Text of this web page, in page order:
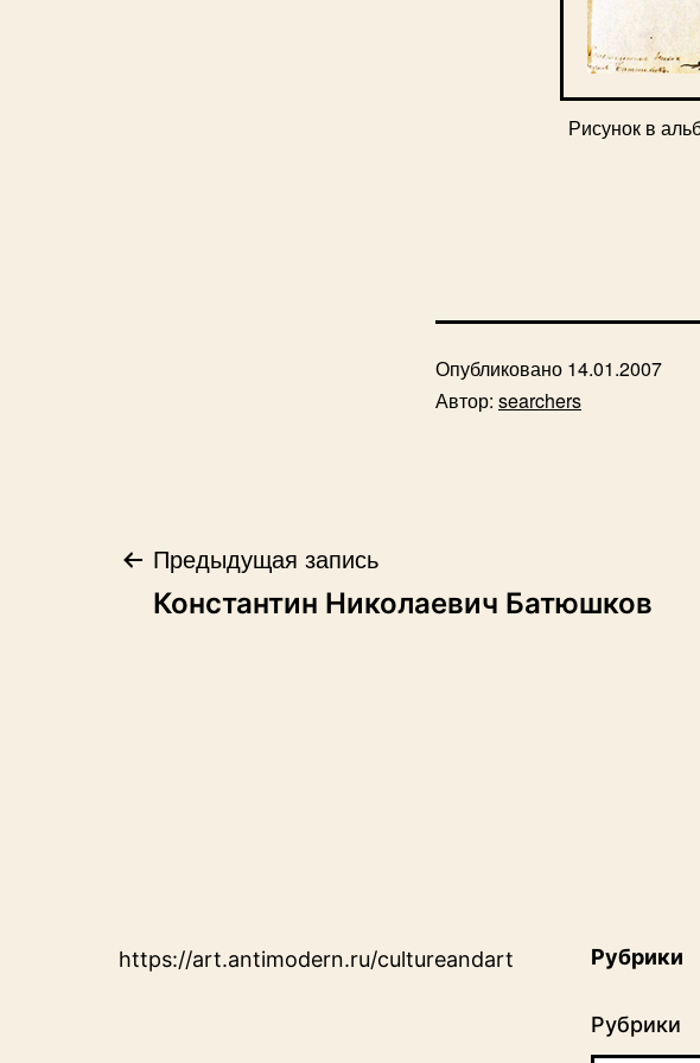
Рисунок в
Опубликовано 14.01.2007
Автор: searchers
Навигация
Предыдущая запись
Константин Николаевич Батюшков
https://art.antimodern.ru/cultureandart Рубрики
Рубрики